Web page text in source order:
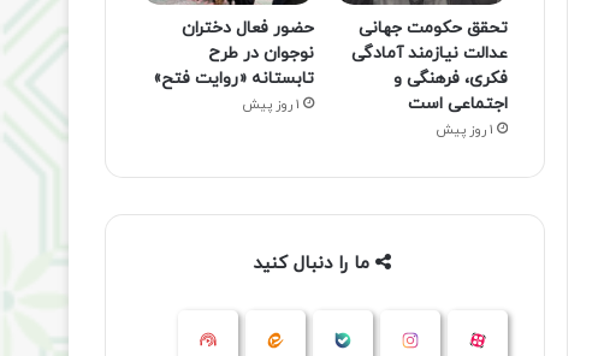
تحقق حکومت جهانی
عدالت نیازمند آمادگی
فکری، فرهنگی و
اجتماعی است
1 روز پیش
حضور فعال دختران
نوجوان در طرح
تابستانه «روایت فتح»
1 روز پیش
ما را دنبال کنید
آپارات اینستاگرام ایتا